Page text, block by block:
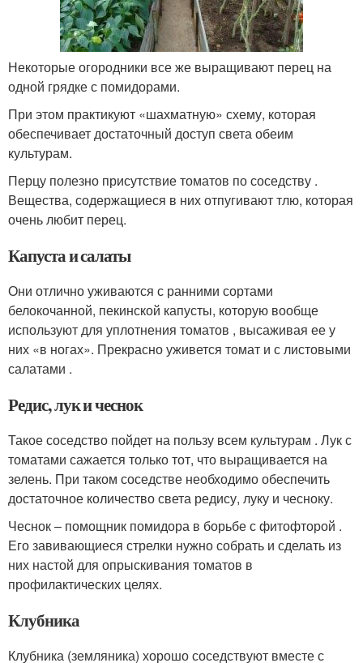
Некоторые огородники все же выращивают перец на
одной грядке с помидорами.
При этом практикуют «шахматную» схему, которая
обеспечивает достаточный доступ света обеим
культурам.
Перцу полезно присутствие томатов по соседству .
Вещества, содержащиеся в них отпугивают тлю, которая
очень любит перец.
Капуста и салаты
Они отлично уживаются с ранними сортами
белокочанной, пекинской капусты, которую вообще
используют для уплотнения томатов , высаживая ее у
них «в ногах». Прекрасно уживется томат и с листовыми
салатами .
Редис, лук и чеснок
Такое соседство пойдет на пользу всем культурам . Лук с
томатами сажается только тот, что выращивается на
зелень. При таком соседстве необходимо обеспечить
достаточное количество света редису, луку и чесноку.
Чеснок – помощник помидора в борьбе с фитофторой .
Его завивающиеся стрелки нужно собрать и сделать из
них настой для опрыскивания томатов в
профилактических целях.
Клубника
Клубника (земляника) хорошо соседствуют вместе с